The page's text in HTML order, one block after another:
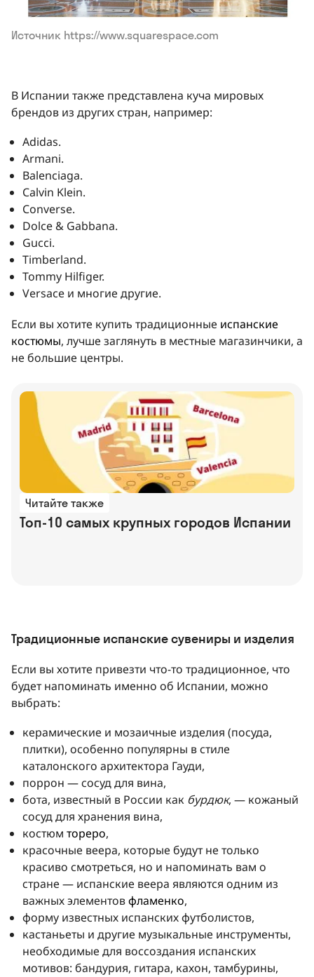
Источник https://www.squarespace.com
В Испании также представлена куча мировых
брендов из других стран, например:
Adidas.
Armani.
Balenciaga.
Calvin Klein.
Converse.
Dolce & Gabbana.
Gucci.
Timberland.
Tommy Hilfiger.
Versace и многие другие.
Если вы хотите купить традиционные испанские
костюмы, лучше заглянуть в местные магазинчики, а
не большие центры.
Читайте также
Топ-10 самых крупных городов Испании
Традиционные испанские сувениры и изделия
Если вы хотите привезти что-то традиционное, что
будет напоминать именно об Испании, можно
выбрать:
керамические и мозаичные изделия (посуда,
плитки), особенно популярны в стиле
каталонского архитектора Гауди,
поррон — сосуд для вина,
бота, известный в России как бурдюк, — кожаный
сосуд для хранения вина,
костюм тореро,
красочные веера, которые будут не только
красиво смотреться, но и напоминать вам о
стране — испанские веера являются одним из
важных элементовфламенко,
форму известных испанских футболистов,
кастаньеты и другие музыкальные инструменты,
необходимые для воссоздания испанских
мотивов: бандурия, гитара, кахон, тамбурины,